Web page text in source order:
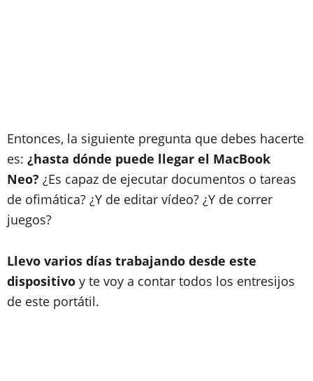
Entonces, la siguiente pregunta que debes hacerte
es: ¿hasta dónde puede llegar el MacBook
Neo? ¿Es capaz de ejecutar documentos o tareas
de ofimática? ¿Y de editar vídeo? ¿Y de correr
juegos?
Llevo varios días trabajando desde este
dispositivo y te voy a contar todos los entresijos
de este portátil.